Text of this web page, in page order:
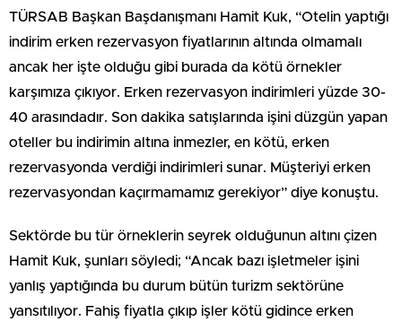
TÜRSAB Başkan Başdanışmanı Hamit Kuk, “Otelin yaptığı
indirim erken rezervasyon fiyatlarının altında olmamalı
ancak her işte olduğu gibi burada da kötü örnekler
karşımıza çıkıyor. Erken rezervasyon indirimleri yüzde 30-
40 arasındadır. Son dakika satışlarında işini düzgün yapan
oteller bu indirimin altına inmezler, en kötü, erken
rezervasyonda verdiği indirimleri sunar. Müşteriyi erken
rezervasyondan kaçırmamamız gerekiyor” diye konuştu.
Sektörde bu tür örneklerin seyrek olduğunun altını çizen
Hamit Kuk, şunları söyledi; “Ancak bazı işletmeler işini
yanlış yaptığında bu durum bütün turizm sektörüne
yansıtılıyor. Fahiş fiyatla çıkıp işler kötü gidince erken